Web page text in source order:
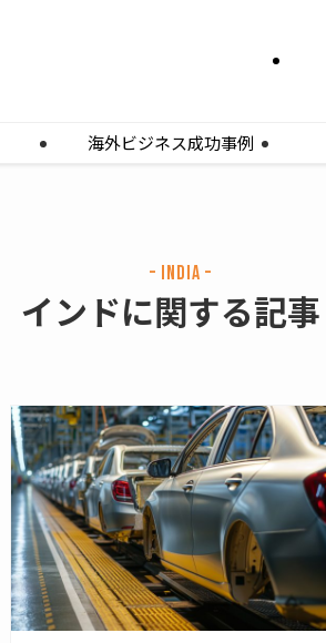
海外ビジネス成功事例
インドに関する記事
– India –